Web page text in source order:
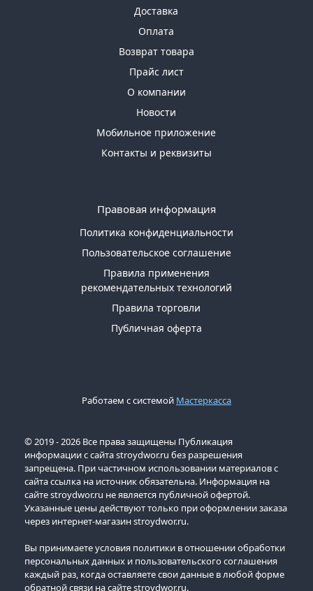
Доставка
Оплата
Возврат товара
Прайс лист
О компании
Новости
Мобильное приложение
Контакты и реквизиты
Правовая информация
Политика конфиденциальности
Пользовательское соглашение
Правила применения
рекомендательных технологий
Правила торговли
Публичная оферта
Работаем с системой Мастеркасса
© 2019 - 2026 Все права защищены Публикация
информации с сайта stroydwor.ru без разрешения
запрещена. При частичном использовании материалов с
сайта ссылка на источник обязательна. Информация на
сайте stroydwor.ru не является публичной офертой.
Указанные цены действуют только при оформлении заказа
через интернет-магазин stroydwor.ru.
Вы принимаете условия политики в отношении обработки
персональных данных и пользовательского соглашения
каждый раз, когда оставляете свои данные в любой форме
обратной связи на сайте stroydwor.ru.